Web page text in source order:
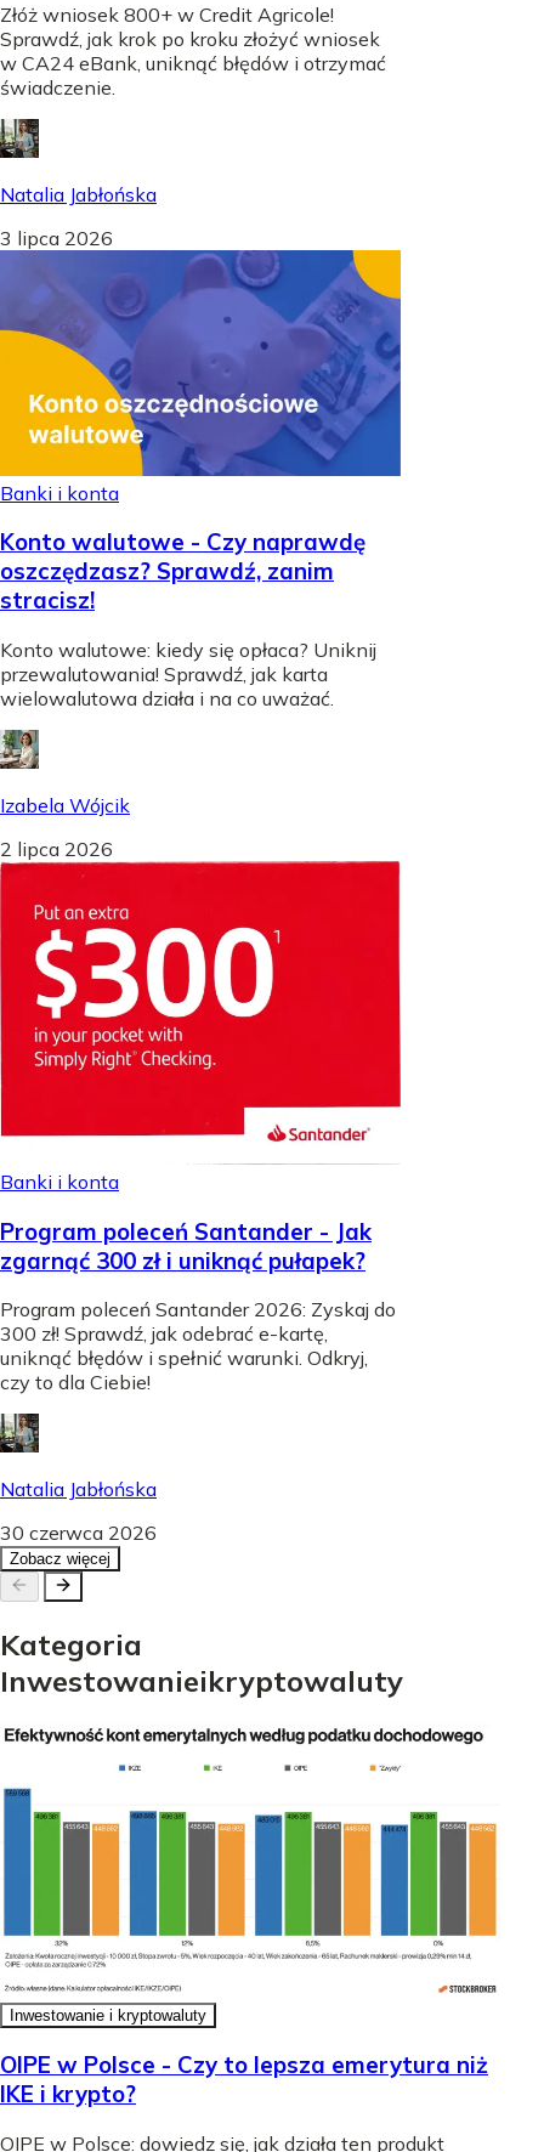
Złóż wniosek 800+ w Credit Agricole!
Sprawdź, jak krok po kroku złożyć wniosek
w CA24 eBank, uniknąć błędów i otrzymać
świadczenie.
Natalia Jabłońska
3 lipca 2026
Banki i konta
Konto walutowe - Czy naprawdę
oszczędzasz? Sprawdź, zanim
stracisz!
Konto walutowe: kiedy się opłaca? Uniknij
przewalutowania! Sprawdź, jak karta
wielowalutowa działa i na co uważać.
Izabela Wójcik
2 lipca 2026
Banki i konta
Program poleceń Santander - Jak
zgarnąć 300 zł i uniknąć pułapek?
Program poleceń Santander 2026: Zyskaj do
300 zł! Sprawdź, jak odebrać e-kartę,
uniknąć błędów i spełnić warunki. Odkryj,
czy to dla Ciebie!
Natalia Jabłońska
30 czerwca 2026
Zobacz więcej
Kategoria
Inwestowanieikryptowaluty
Inwestowanie i kryptowaluty
OIPE w Polsce - Czy to lepsza emerytura niż
IKE i krypto?
OIPE w Polsce: dowiedz się, jak działa ten produkt